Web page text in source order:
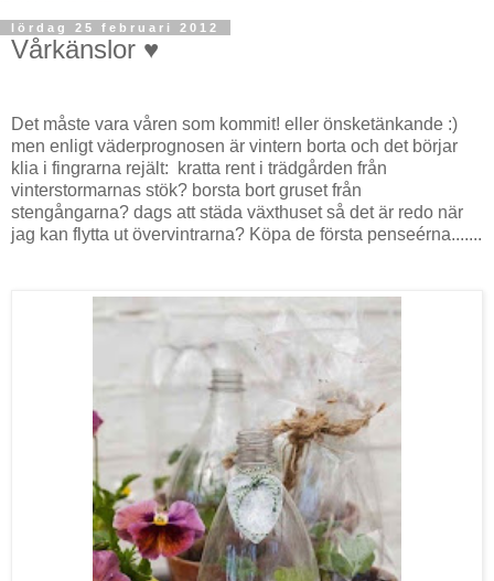
lördag 25 februari 2012
Vårkänslor ♥
Det måste vara våren som kommit! eller önsketänkande :)
men enligt väderprognosen är vintern borta och det börjar
klia i fingrarna rejält: kratta rent i trädgården från
vinterstormarnas stök? borsta bort gruset från
stengångarna? dags att städa växthuset så det är redo när
jag kan flytta ut övervintrarna? Köpa de första penseérna.......